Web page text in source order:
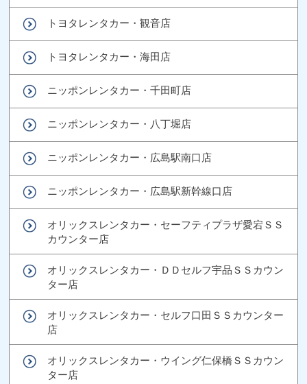
トヨタレンタカー・観音店
トヨタレンタカー・海田店
ニッポンレンタカー・千田町店
ニッポンレンタカー・八丁堀店
ニッポンレンタカー・広島駅南口店
ニッポンレンタカー・広島駅新幹線口店
オリックスレンタカー・セーフティプラザ愛宕ＳＳ
カウンター店
オリックスレンタカー・ＤＤセルフ宇品ＳＳカウン
ター店
オリックスレンタカー・セルフ口田ＳＳカウンター
店
オリックスレンタカー・ウイング仁保橋ＳＳカウン
ター店